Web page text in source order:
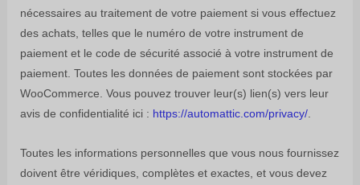
nécessaires au traitement de votre paiement si vous effectuez
des achats, telles que le numéro de votre instrument de
paiement et le code de sécurité associé à votre instrument de
paiement. Toutes les données de paiement sont stockées par
WooCommerce . Vous pouvez trouver leur(s) lien(s) vers leur
avis de confidentialité ici : https://automattic.com/privacy/
Toutes les informations personnelles que vous nous fournissez
doivent être véridiques, complètes et exactes, et vous devez